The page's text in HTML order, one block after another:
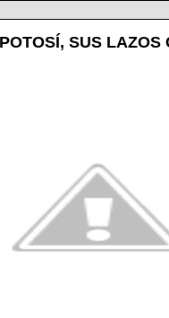
SUS LAZOS